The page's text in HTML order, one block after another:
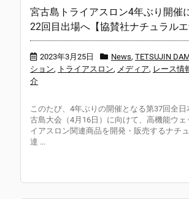
宮古島トライアスロン4年ぶり開催
22回目出場へ【協賛社ナチュラルエ
2023年3月25日 News, TETSUJIN
ション, トライアスロン, メディア, レース情
介
このたび、4年ぶりの開催となる第37回全
古島大会（4月16日）に向けて、高機能ウェ
イアスロン関連商品を開発・販売するナチ
達 ...